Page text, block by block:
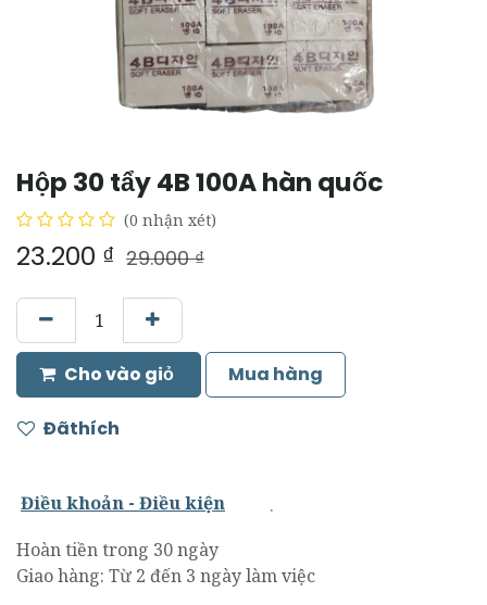
Hộp 30 tẩy 4B 100A hàn quốc
(0 nhận xét)
23.200 ₫ 29.000₫
Cho vào giỏ Mua hàng
Đãthích
Điều khoản - Điều kiện .
Hoàn tiền trong 30 ngày
Giao hàng: Từ 2 đến 3 ngày làm việc